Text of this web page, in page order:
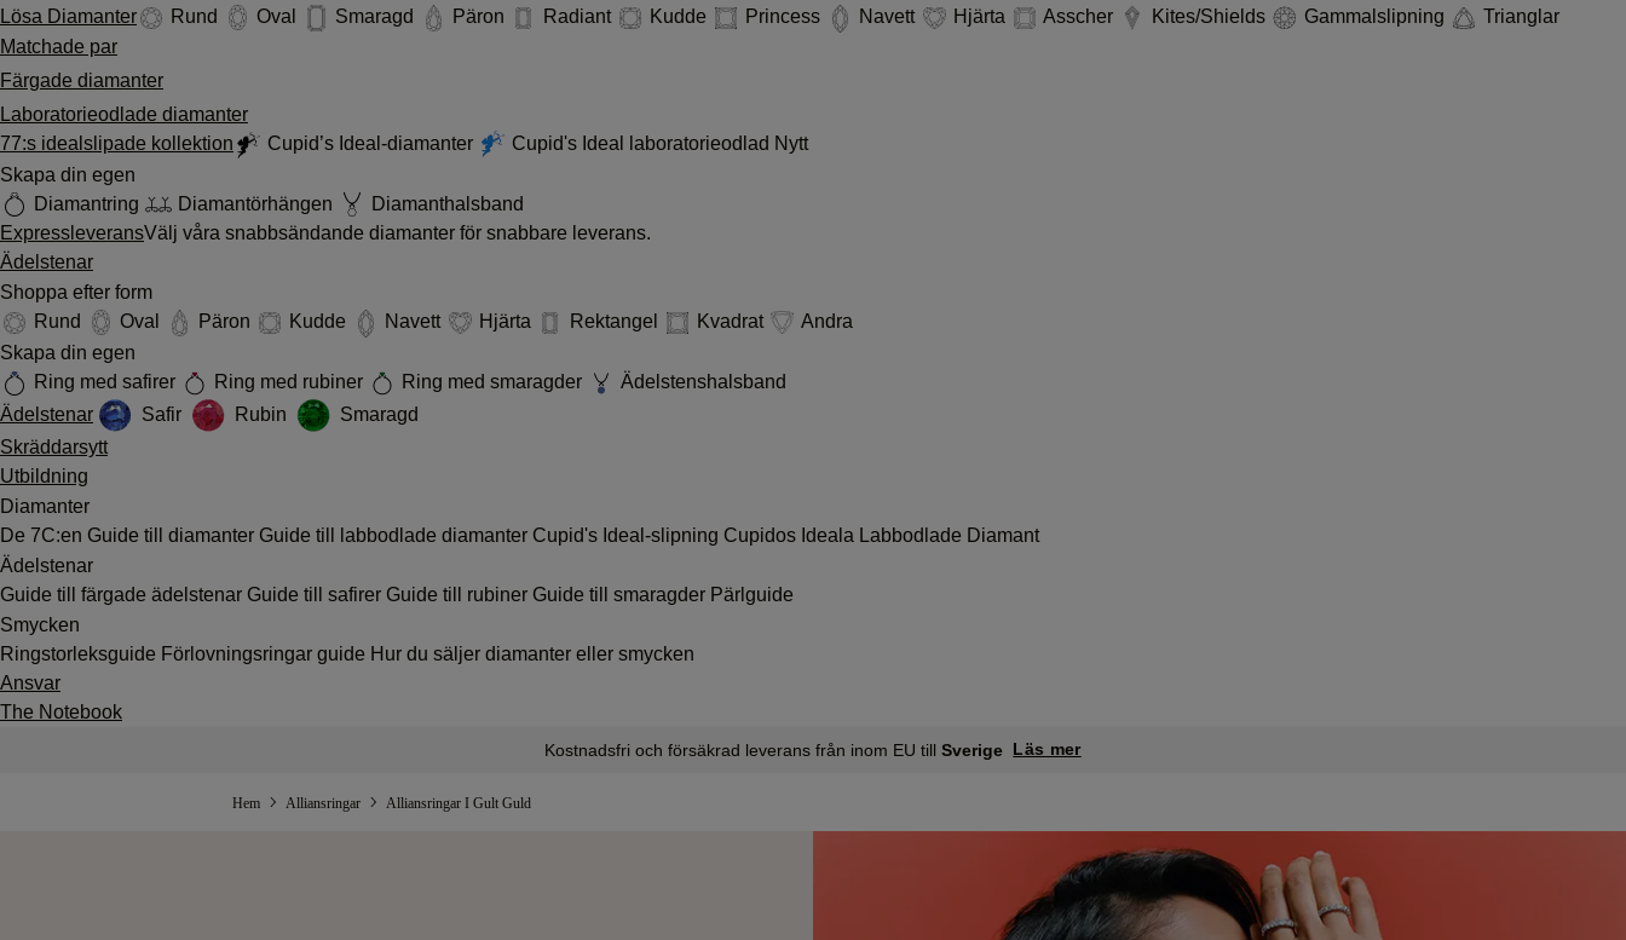
Lösa Diamanter
Rund Oval Smaragd Päron Radiant Kudde Princess Navett Hjärta Asscher Kites/Shields Gammalslipning
Trianglar
Matchade par
Färgade diamanter
Laboratorieodlade diamanter
77:s idealslipade kollektion
Cupid’s Ideal-diamanter Cupid's Ideal laboratorieodlad Nytt
Skapa din egen
Diamantring
Diamantörhängen
Diamanthalsband
ExpressleveransVälj våra snabbsändande diamanter för snabbare leverans.
Ädelstenar
Shoppa efter form
Rund
Oval Päron Kudde Navett Hjärta Rektangel Kvadrat
Andra
Skapa din egen
Ring med safirer
Ring med rubiner Ring med smaragder
Ädelstenshalsband
Ädelstenar
Safir Rubin
Smaragd
Skräddarsytt
Utbildning
Diamanter
De 7C:en Guide till diamanter Guide till labbodlade diamanter Cupid's Ideal-slipning Cupidos Ideala Labbodlade Diamant
Ädelstenar
Guide till färgade ädelstenar Guide till safirer Guide till rubiner Guide till smaragder Pärlguide
Smycken
Ringstorleksguide Förlovningsringar guide Hur du säljer diamanter eller smycken
Ansvar
The Notebook
Kostnadsfri och försäkrad leverans från inom EU tillSverige Läs mer
Hem Alliansringar Alliansringar I Gult Guld